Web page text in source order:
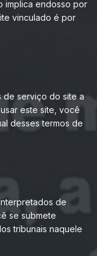
implica endosso por
vinculado é por
de serviço do site a
este site, você
desses termos de
de
se submete
tribunais naquele